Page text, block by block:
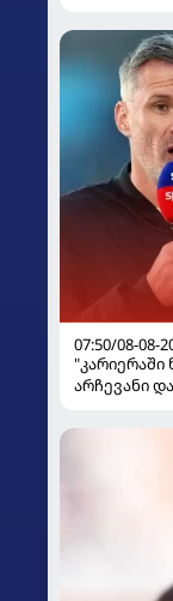
07:50/08-08-
"კარიერაში
არჩევანი